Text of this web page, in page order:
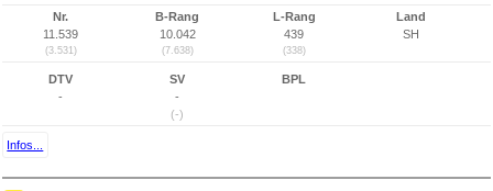
Nr.
11.539
(3.531)
B-Rang
10.042
(7.638)
L-Rang
439
(338)
Land
SH
DTV
-
SV
-
(-)
BPL
Infos...